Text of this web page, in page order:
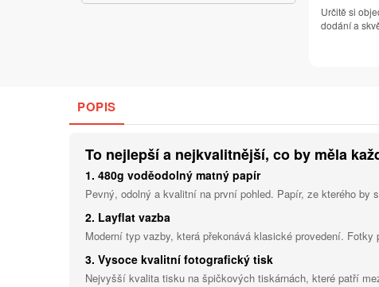
Určitě si
dodání a
POPIS
To nejlepší a nejkvalitnější, co by měla
1. 480g voděodolný matný papír
Pevný, odolný a kvalitní na první pohled. Papír, ze kterého by
2. Layflat vazba
Moderní typ vazby, která překonává klasické provedení.
3. Vysoce kvalitní fotografický tisk
Nejvyšší kvalita tisku na špičkových tiskárnách, které patří